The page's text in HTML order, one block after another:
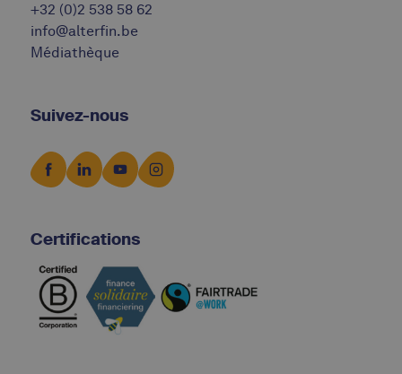
+32 (0)2 538 58 62
info@alterfin.be
Médiathèque
Suivez-nous
Certifications